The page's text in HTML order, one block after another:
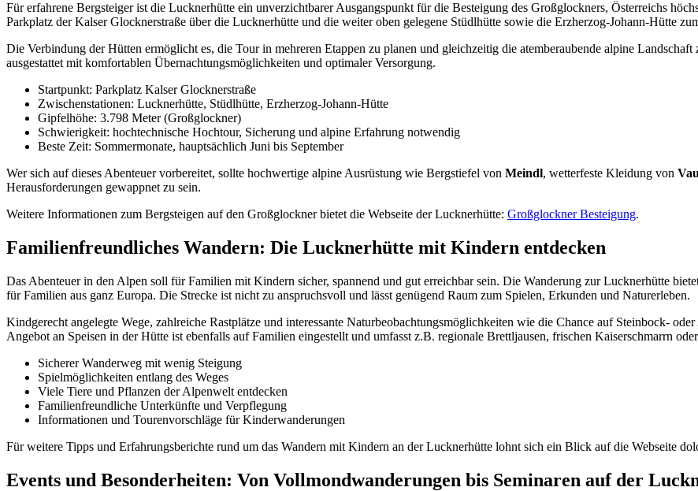
Für erfahrene Bergsteiger ist die Lucknerhütte ein unverzichtbarer Ausgangspunkt für die Besteigung des Großglockners, Österreichs
Parkplatz der Kalser Glocknerstraße über die Lucknerhütte und die weiter oben gelegene Stüdlhütte sowie die Erzherzog-Johann-Hütte
Die Verbindung der Hütten ermöglicht es, die Tour in mehreren Etappen zu planen und gleichzeitig die atemberaubende alpine
ausgestattet mit komfortablen Übernachtungsmöglichkeiten und optimaler Versorgung.
Startpunkt: Parkplatz Kalser Glocknerstraße
Zwischenstationen: Lucknerhütte, Stüdlhütte, Erzherzog-Johann-Hütte
Gipfelhöhe: 3.798 Meter (Großglockner)
Schwierigkeit: hochtechnische Hochtour, Sicherung und alpine Erfahrung notwendig
Beste Zeit: Sommermonate, hauptsächlich Juni bis September
Wer sich auf dieses Abenteuer vorbereitet, sollte hochwertige alpine Ausrüstung wie Bergstiefel von Meindl, wetterfeste Kleidung von
Herausforderungen gewappnet zu sein.
Weitere Informationen zum Bergsteigen auf den Großglockner bietet die Webseite der Lucknerhütte: Großglockner Besteigung.
Familienfreundliches Wandern: Die Lucknerhütte mit Kindern entdecken
Das Abenteuer in den Alpen soll für Familien mit Kindern sicher, spannend und gut erreichbar sein. Die Wanderung zur Lucknerhütte
für Familien aus ganz Europa. Die Strecke ist nicht zu anspruchsvoll und lässt genügend Raum zum Spielen, Erkunden und Naturerleben.
Kindgerecht angelegte Wege, zahlreiche Rastplätze und interessante Naturbeobachtungsmöglichkeiten wie die Chance auf Steinbock-
Angebot an Speisen in der Hütte ist ebenfalls auf Familien eingestellt und umfasst z.B. regionale Brettljausen, frischen Kaiserschmarrn
Sicherer Wanderweg mit wenig Steigung
Spielmöglichkeiten entlang des Weges
Viele Tiere und Pflanzen der Alpenwelt entdecken
Familienfreundliche Unterkünfte und Verpflegung
Informationen und Tourenvorschläge für Kinderwanderungen
Für weitere Tipps und Erfahrungsberichte rund um das Wandern mit Kindern an der Lucknerhütte lohnt sich ein Blick auf die Webseite
Events und Besonderheiten: Von Vollmondwanderungen bis Seminaren auf der